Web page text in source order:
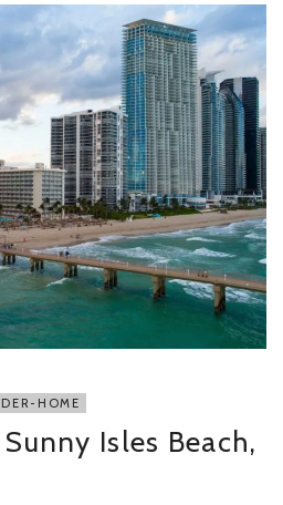
HOME
Isles Beach,